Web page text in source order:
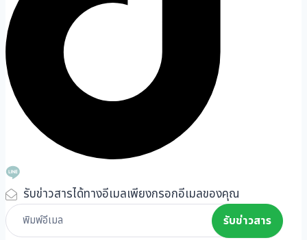
รับข่าวสารได้ทางอีเมลเพียงกรอกอีเมลของคุณ
Subscribe
Form
รับข่าวสาร